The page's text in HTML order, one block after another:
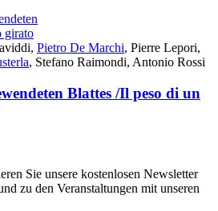
Pietro De Marchi, Pierre Lepori,
, Stefano Raimondi, Antonio Rossi
Blattes /Il peso di un
Sie unsere kostenlosen Newsletter
zu den Veranstaltungen mit unseren